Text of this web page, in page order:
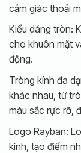
cảm giác thoải
Kiểu dáng tròn:
cho khuôn mặt
động.
Tròng kính đa
khác nhau, từ
màu sắc rực rỡ,
Logo Rayban:
kính, tạo điểm